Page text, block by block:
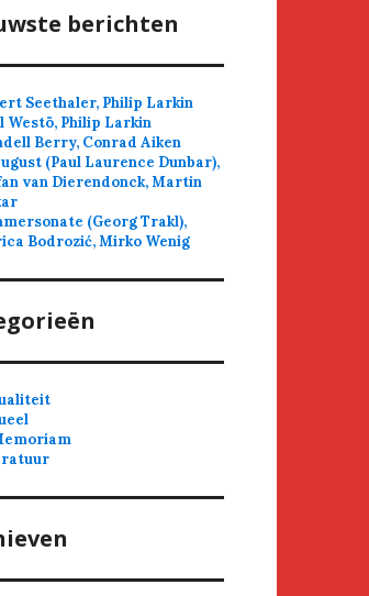
berichten
Seethaler, Philip Larkin
Westö, Philip Larkin
Berry, Conrad Aiken
(Paul Laurence Dunbar),
van Dierendonck, Martin
(Georg Trakl),
Bodrozić, Mirko Wenig